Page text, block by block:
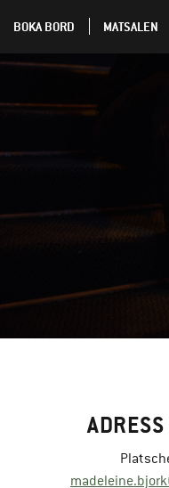
BOKA BORD MATSALEN